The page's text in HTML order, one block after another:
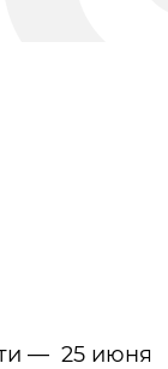
— 25 июня